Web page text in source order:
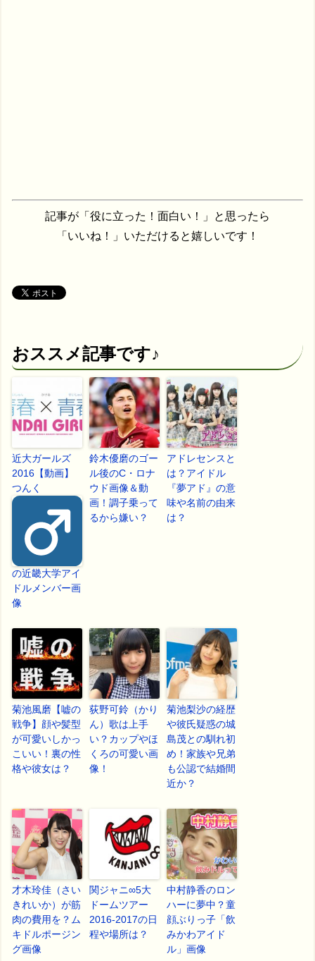
記事が「役に立った！面白い！」と思ったら
「いいね！」いただけると嬉しいです！
おススメ記事です♪
近大ガールズ
2016【動画】
つんく
の近畿大学アイ
ドルメンバー画
像
鈴木優磨のゴー
ル後のC・ロナ
ウド画像＆動
画！調子乗って
るから嫌い？
アドレセンスと
は？アイドル
『夢アド』の意
味や名前の由来
は？
菊池風磨【嘘の
戦争】顔や髪型
が可愛いしかっ
こいい！裏の性
格や彼女は？
荻野可鈴（かり
ん）歌は上手
い？カップやほ
くろの可愛い画
像！
菊池梨沙の経歴
や彼氏疑惑の城
島茂との馴れ初
め！家族や兄弟
も公認で結婚間
近か？
才木玲佳（さい
きれいか）が筋
肉の費用を？ム
キドルポージン
グ画像
関ジャニ∞5大
ドームツアー
2016-2017の日
程や場所は？
中村静香のロン
ハーに夢中？童
顔ぶりっ子「飲
みかわアイド
ル」画像